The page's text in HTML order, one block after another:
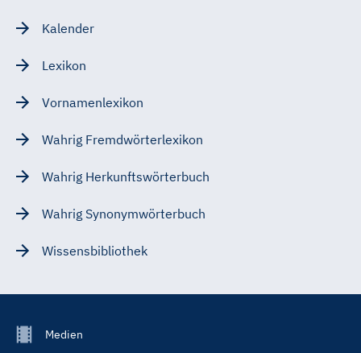
Kalender
Lexikon
Vornamenlexikon
Wahrig Fremdwörterlexikon
Wahrig Herkunftswörterbuch
Wahrig Synonymwörterbuch
Wissensbibliothek
FooterMedien